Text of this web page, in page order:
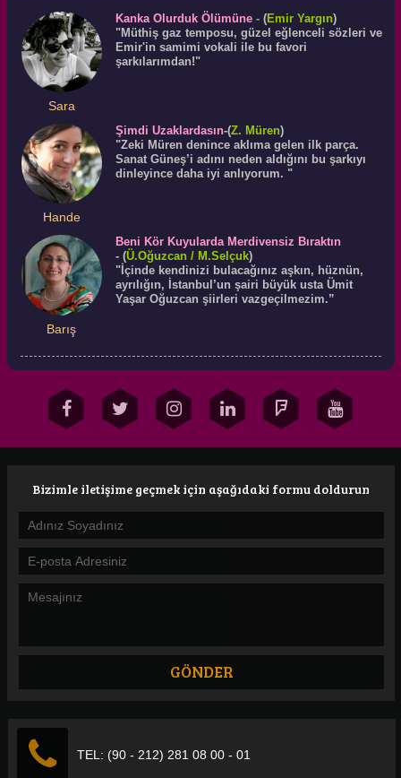
Sara
Kanka Olurduk Ölümüne- (Emir Yargın)
"Müthiş gaz temposu, güzel eğlenceli sözleri ve
Emir'in samimi vokali ile bu favori
şarkılarımdan!"
Hande
Şimdi Uzaklardasın-(Z. Müren)
"Zeki Müren denince aklıma gelen ilk parça.
Sanat Güneş’i adını neden aldığını bu şarkıyı
dinleyince daha iyi anlıyorum. "
Barış
Beni Kör Kuyularda Merdivensiz Bıraktın
- (Ü.Oğuzcan/ M.Selçuk)
"İçinde kendinizi bulacağınız aşkın, hüznün,
ayrılığın, İstanbul’un şairi büyük usta Ümit
Yaşar Oğuzcan şiirleri vazgeçilmezim.”
Bizimle iletişime geçmek için aşağıdaki formu doldurun
TEL: (90 - 212) 281 08 00 - 01